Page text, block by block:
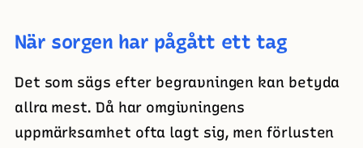
När sorgen har pågått ett tag
Det som sägs efter begravningen kan betyda
allra mest. Då har omgivningens
uppmärksamhet ofta lagt sig, men förlusten